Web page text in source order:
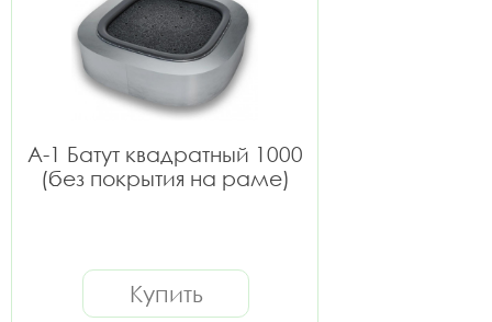
А-1 Батут квадратный 1000
(без покрытия на раме)
Купить